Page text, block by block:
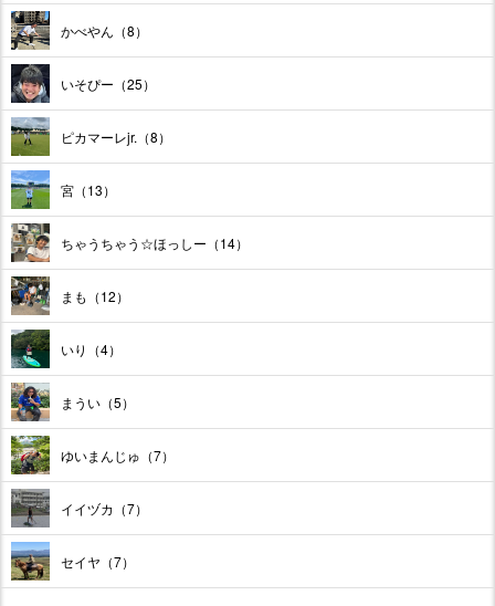
かべやん（8）
いそぴー（25）
ピカマーレjr.（8）
宮（13）
ちゃうちゃう☆ほっしー（14）
まも（12）
いり（4）
まうい（5）
ゆいまんじゅ（7）
イイヅカ（7）
セイヤ（7）